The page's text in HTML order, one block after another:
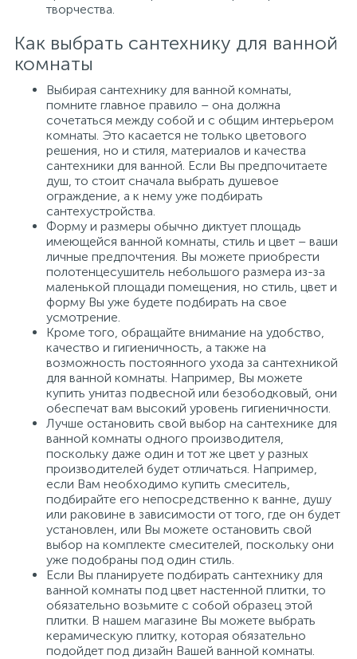
творчества.
Как выбрать сантехнику для ванной
комнаты
Выбирая сантехнику для ванной комнаты,
помните главное правило – она должна
сочетаться между собой и с общим интерьером
комнаты. Это касается не только цветового
решения, но и стиля, материалов и качества
сантехники для ванной. Если Вы предпочитаете
душ, то стоит сначала выбрать душевое
ограждение, а к нему уже подбирать
сантехустройства.
Форму и размеры обычно диктует площадь
имеющейся ванной комнаты, стиль и цвет – ваши
личные предпочтения. Вы можете приобрести
полотенцесушитель небольшого размера из-за
маленькой площади помещения, но стиль, цвет и
форму Вы уже будете подбирать на свое
усмотрение.
Кроме того, обращайте внимание на удобство,
качество и гигиеничность, а также на
возможность постоянного ухода за сантехникой
для ванной комнаты. Например, Вы можете
купить унитаз подвесной или безободковый, они
обеспечат вам высокий уровень гигиеничности.
Лучше остановить свой выбор на сантехнике для
ванной комнаты одного производителя,
поскольку даже один и тот же цвет у разных
производителей будет отличаться. Например,
если Вам необходимо купить смеситель,
подбирайте его непосредственно к ванне, душу
или раковине в зависимости от того, где он будет
установлен, или Вы можете остановить свой
выбор на комплекте смесителей, поскольку они
уже подобраны под один стиль.
Если Вы планируете подбирать сантехнику для
ванной комнаты под цвет настенной плитки, то
обязательно возьмите с собой образец этой
плитки. В нашем магазине Вы можете выбрать
керамическую плитку, которая обязательно
подойдет под дизайн Вашей ванной комнаты.